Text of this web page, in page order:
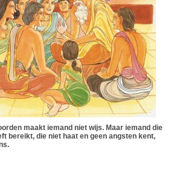
maakt iemand niet wijs. Maar iemand die
bereikt, die niet haat en geen angsten kent,